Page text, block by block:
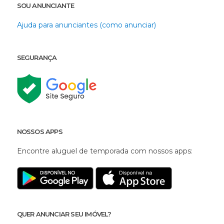
SOU ANUNCIANTE
Ajuda para anunciantes (como anunciar)
SEGURANÇA
NOSSOS APPS
Encontre aluguel de temporada com nossos apps:
QUER ANUNCIAR SEU IMÓVEL?